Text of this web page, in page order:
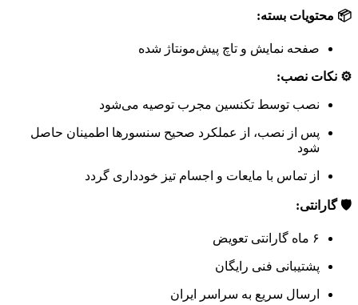
📦 محتویات بسته:
صفحه نمایش و تاچ پیش‌مونتاژ شده
⚙️ نکات نصب:
نصب توسط تکنسین مجرب توصیه می‌شود
پس از نصب، از عملکرد صحیح سنسورها اطمینان حاصل
شود
از تماس با مایعات و اجسام تیز خودداری گردد
🛡️ گارانتی:
۶ ماه گارانتی تعویض
پشتیبانی فنی رایگان
ارسال سریع به سراسر ایران